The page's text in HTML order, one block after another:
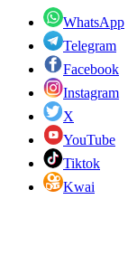
WhatsApp
Telegram
Facebook
Instagram
X
YouTube
Tiktok
Kwai